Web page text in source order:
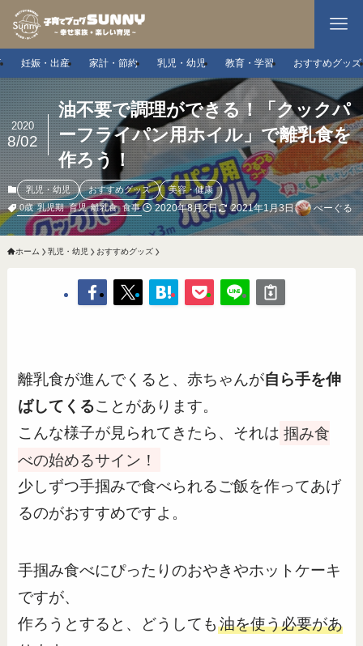
妊娠・出産 家計・節約 乳児・幼児 教育・学習 おすすめグッズ
油不要で調理ができる！「クックパ
ーフライパン用ホイル」で離乳食を
作ろう！
2020
8/02
乳児・幼児 おすすめグッズ
美容・健康
0歳 乳児期 育児 離乳食 食事 2020年8月2日 2021年1月3日 べーぐる
ホーム 乳児・幼児 おすすめグッズ
離乳食が進んでくると、赤ちゃんが自ら手を伸
ばしてくることがあります。
こんな様子が見られてきたら、それは 掴み食
べの始めるサイン！
少しずつ手掴みで食べられるご飯を作ってあげ
るのがおすすめですよ。
手掴み食べにぴったりのおやきやホットケーキ
ですが、
作ろうとすると、どうしても油を使う必要があ